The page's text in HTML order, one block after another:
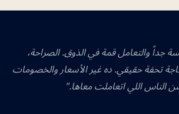
جداً والتعامل قمة في الذوق. الصراحة،
تحفة حقيقي. ده غير الأسعار والخصومات
الناس اللي اتعاملت معاها."